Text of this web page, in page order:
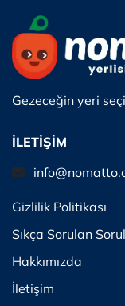
Gezeceğin yeri
İLETİŞİM
Gizlilik Politikası
Sıkça Sorulan
Hakkımızda
İletişim